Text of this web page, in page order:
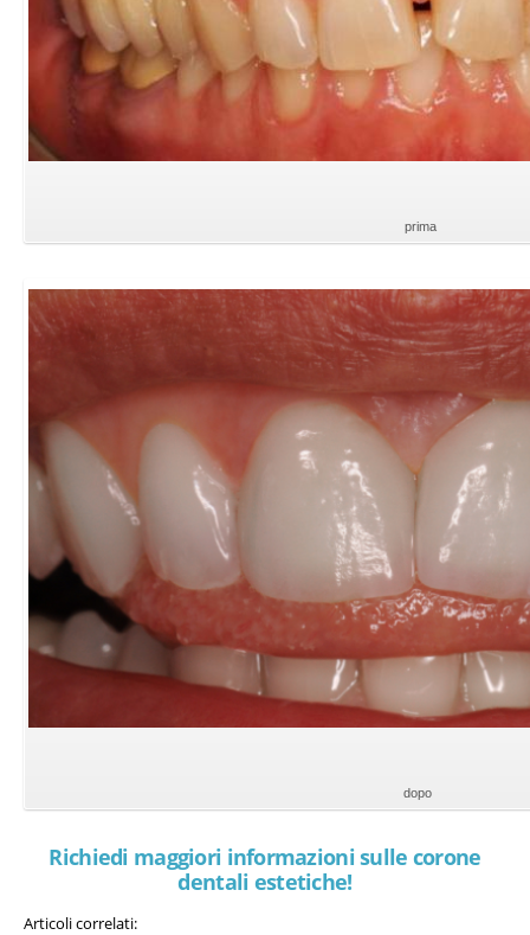
prima
dopo
Richiedi maggiori informazioni sulle corone
dentali estetiche!
Articoli correlati: